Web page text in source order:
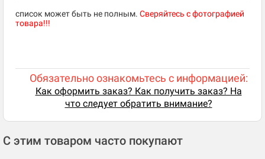
список может быть не полным. Сверяйтесь с фотографией
товара!!!
Обязательно ознакомьтесь с информацией:
Как оформить заказ? Как получить заказ? На
что следует обратить внимание?
С этим товаром часто покупают